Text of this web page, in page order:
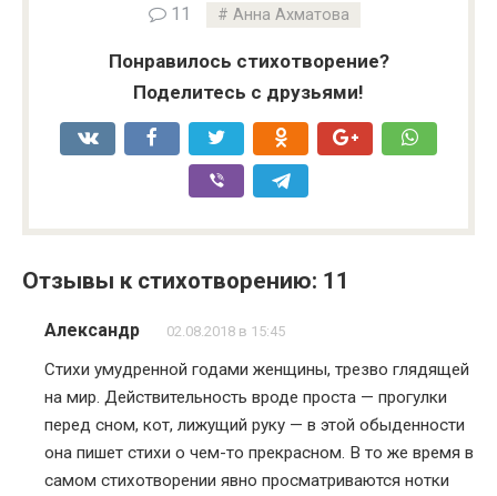
11 Анна Ахматова
Понравилось стихотворение?
Поделитесь с друзьями!
Отзывы к стихотворению: 11
Александр 02.08.2018 в 15:45
Стихи умудренной годами женщины, трезво глядящей
на мир. Действительность вроде проста — прогулки
перед сном, кот, лижущий руку — в этой обыденности
она пишет стихи о чем-то прекрасном. В то же время в
самом стихотворении явно просматриваются нотки